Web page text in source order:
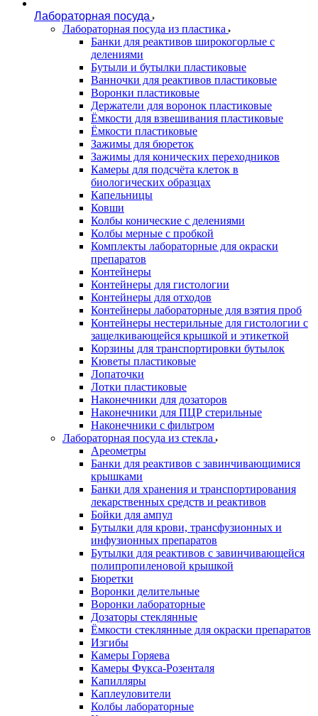
Лабораторная посуда
Лабораторная посуда из пластика
Банки для реактивов широкогорлые с
делениями
Бутыли и бутылки пластиковые
Ванночки для реактивов пластиковые
Воронки пластиковые
Держатели для воронок пластиковые
Ёмкости для взвешивания пластиковые
Ёмкости пластиковые
Зажимы для бюреток
Зажимы для конических переходников
Камеры для подсчёта клеток в
биологических образцах
Капельницы
Ковши
Колбы конические с делениями
Колбы мерные с пробкой
Комплекты лабораторные для окраски
препаратов
Контейнеры
Контейнеры для гистологии
Контейнеры для отходов
Контейнеры лабораторные для взятия проб
Контейнеры нестерильные для гистологии с
защелкивающейся крышкой и этикеткой
Корзины для транспортировки бутылок
Кюветы пластиковые
Лопаточки
Лотки пластиковые
Наконечники для дозаторов
Наконечники для ПЦР стерильные
Наконечники с фильтром
Лабораторная посуда из стекла
Ареометры
Банки для реактивов с завинчивающимися
крышками
Банки для хранения и транспортирования
лекарственных средств и реактивов
Бойки для ампул
Бутылки для крови, трансфузионных и
инфузионных препаратов
Бутылки для реактивов с завинчивающейся
полипропиленовой крышкой
Бюретки
Воронки делительные
Воронки лабораторные
Дозаторы стеклянные
Ёмкости стеклянные для окраски препаратов
Изгибы
Камеры Горяева
Камеры Фукса-Розенталя
Капилляры
Каплеуловители
Колбы лабораторные